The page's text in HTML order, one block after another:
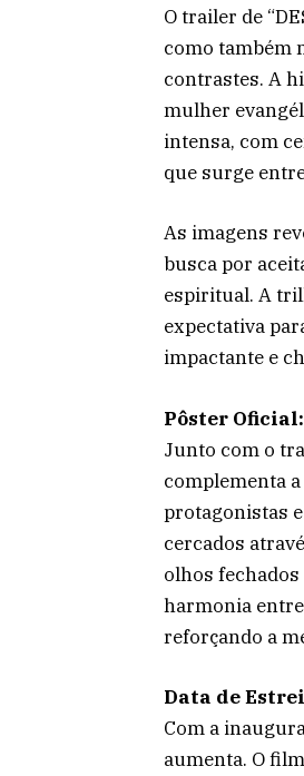
O trailer de
como também
contrastes. A
mulher
intensa, com
que surge
As imagens
busca por
espiritual. A
expectativa
impactante e
Pôster
Junto com o
complementa
protagonistas
cercados
olhos fechados
harmonia
reforçando a
Data de
Com a
aumenta. O